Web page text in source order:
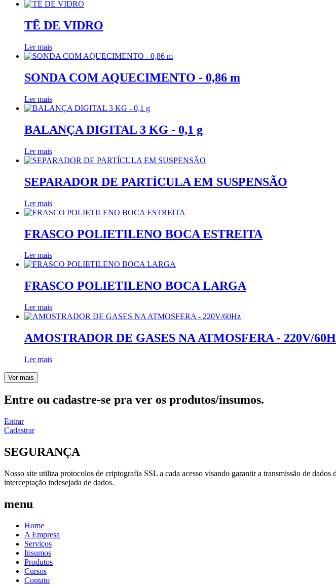
TÊ DE VIDRO
Ler mais
SONDA COM AQUECIMENTO - 0,86 m
Ler mais
BALANÇA DIGITAL 3 KG - 0,1 g
Ler mais
SEPARADOR DE PARTÍCULA EM SUSPENSÃO
Ler mais
FRASCO POLIETILENO BOCA ESTREITA
Ler mais
FRASCO POLIETILENO BOCA LARGA
Ler mais
AMOSTRADOR DE GASES NA ATMOSFERA - 220V/
Ler mais
Ver mais
Entre ou cadastre-se pra ver os produtos/insumos.
Entrar
Cadastrar
SEGURANÇA
Nosso site utiliza protocolos de criptografia SSL a cada acesso visando garantir a transmissão de
interceptação indesejada de dados.
menu
Home
A Empresa
Serviços
Insumos
Produtos
Cursos
Contato